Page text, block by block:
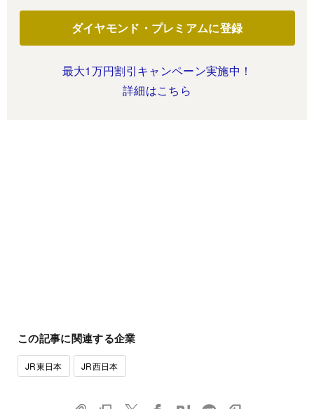
ダイヤモンド・プレミアムに登録
最大1万円割引キャンペーン実施中！
詳細はこちら
この記事に関連する企業
JR東日本 JR西日本